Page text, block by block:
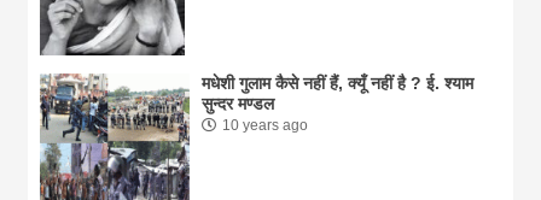
मधेशी गुलाम कैसे नहीं हैं, क्यूँ नहीं है ? ई. श्याम
सुन्दर मण्डल
10 years ago